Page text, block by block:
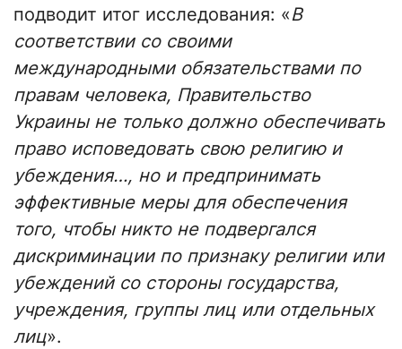
подводит итог исследования: «В
соответствии со своими
международными обязательствами по
правам человека, Правительство
Украины не только должно обеспечивать
право исповедовать свою религию и
убеждения…, но и предпринимать
эффективные меры для обеспечения
того, чтобы никто не подвергался
дискриминации по признаку религии или
убеждений со стороны государства,
учреждения, группы лиц или отдельных
лиц».